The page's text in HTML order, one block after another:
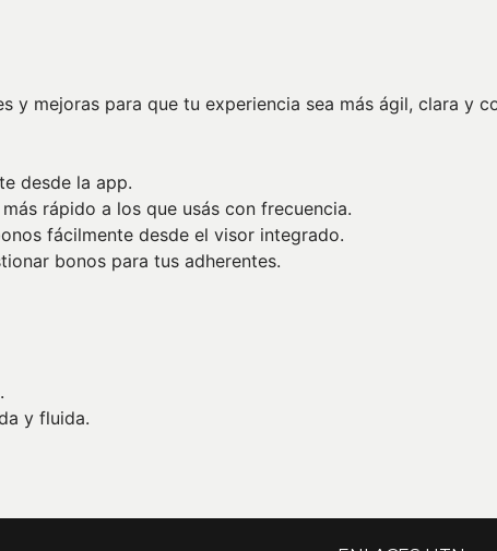
y mejoras para que tu experiencia sea más ágil, clara y
desde la app.
rápido a los que usás con frecuencia.
fácilmente desde el visor integrado.
bonos para tus adherentes.
y fluida.